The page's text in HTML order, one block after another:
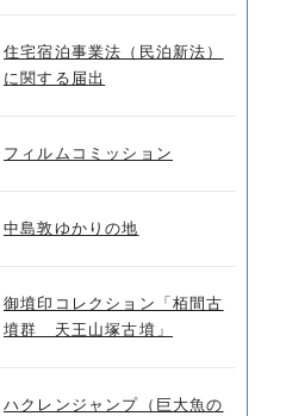
住宅宿泊事業法（民泊新法）
に関する届出
フィルムコミッション
中島敦ゆかりの地
御墳印コレクション「栢間古
墳群 天王山塚古墳」
ハクレンジャンプ（巨大魚の